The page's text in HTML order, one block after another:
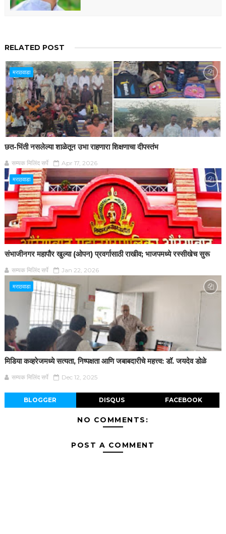
RELATED POST
मराठवाडा
छत-भिंती नसलेल्या शाळेतून उभा राहणारा शिक्षणाचा दीपस्तंभ
सम्यक मिलिंद सर्पे Apr 17, 2026
मराठवाडा
संभाजीनगर महापौर खुल्या (ओपन) प्रवर्गासाठी राखीव; भाजपमध्ये रस्सीखेच सुरू
सम्यक मिलिंद सर्पे Jan 22, 2026
मराठवाडा
मिडिया कव्हरेजमध्ये सत्यता, निष्पक्षता आणि जबाबदारीचे महत्त्व: डॉ. जयदेव डोळे
सम्यक मिलिंद सर्पे Dec 12, 2025
BLOGGER DISQUS FACEBOOK
NO COMMENTS:
POST A COMMENT